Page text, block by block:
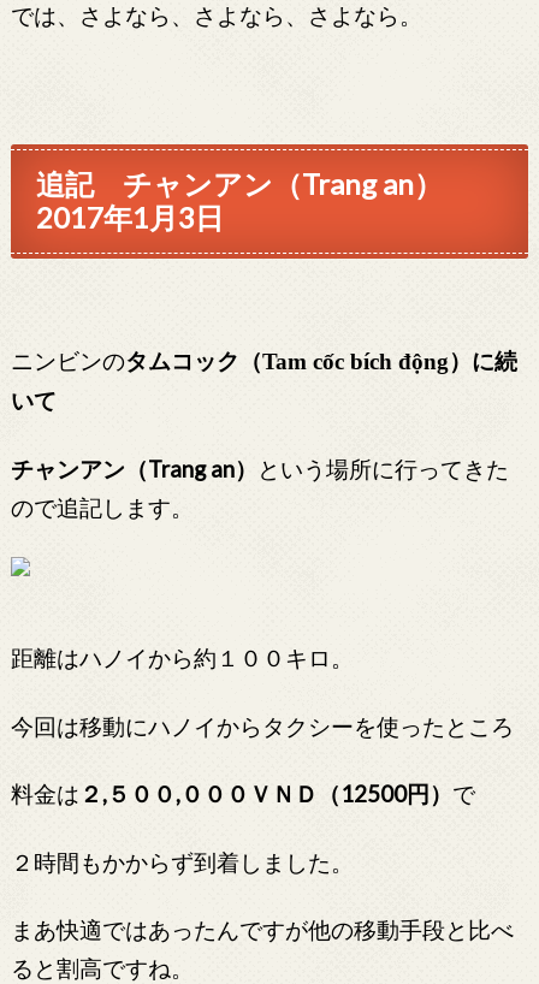
では、さよなら、さよなら、さよなら。
追記 チャンアン（Trang an）
2017年1月3日
ニンビンのタムコック（Tam cốc bích động）に続
いて
チャンアン（Trang an）
という場所に行ってきた
ので追記します。
距離はハノイから約１００キロ。
今回は移動にハノイからタクシーを使ったところ
料金は ２,５００,０００ＶＮＤ（12500円） で
２時間もかからず到着しました。
まあ快適ではあったんですが他の移動手段と比べ
ると割高ですね。